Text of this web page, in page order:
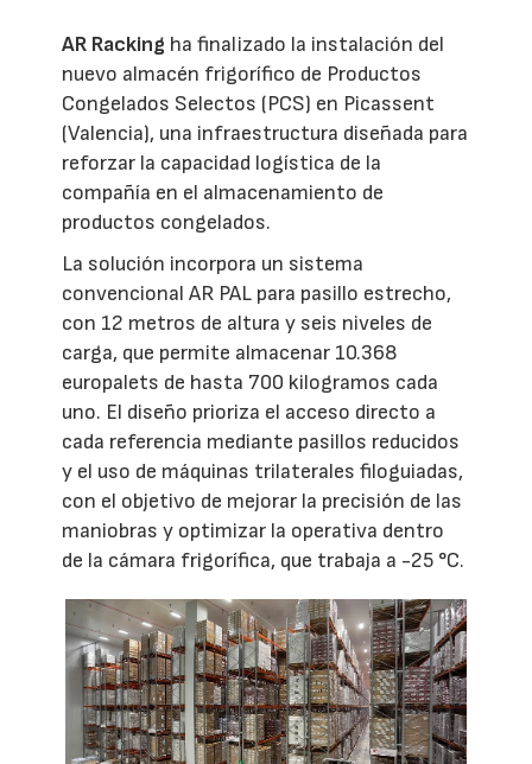
AR Racking ha finalizado la instalación del
nuevo almacén frigorífico de Productos
Congelados Selectos (PCS) en Picassent
(Valencia), una infraestructura diseñada para
reforzar la capacidad logística de la
compañía en el almacenamiento de
productos congelados.
La solución incorpora un sistema
convencional AR PAL para pasillo estrecho,
con 12 metros de altura y seis niveles de
carga, que permite almacenar 10.368
europalets de hasta 700 kilogramos cada
uno. El diseño prioriza el acceso directo a
cada referencia mediante pasillos reducidos
y el uso de máquinas trilaterales filoguiadas,
con el objetivo de mejorar la precisión de las
maniobras y optimizar la operativa dentro
de la cámara frigorífica, que trabaja a -25 °C.